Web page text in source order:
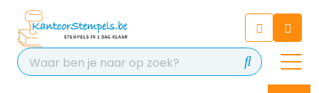
Chat 24/7 met onze chatbot
voor hulp
Contact